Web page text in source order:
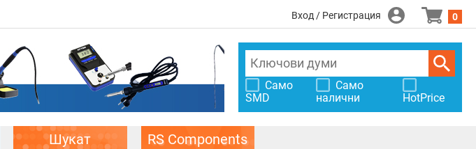
Вход / Регистрация 0
Само
SMD
Само
налични
HotPrice
Шукат RS Components